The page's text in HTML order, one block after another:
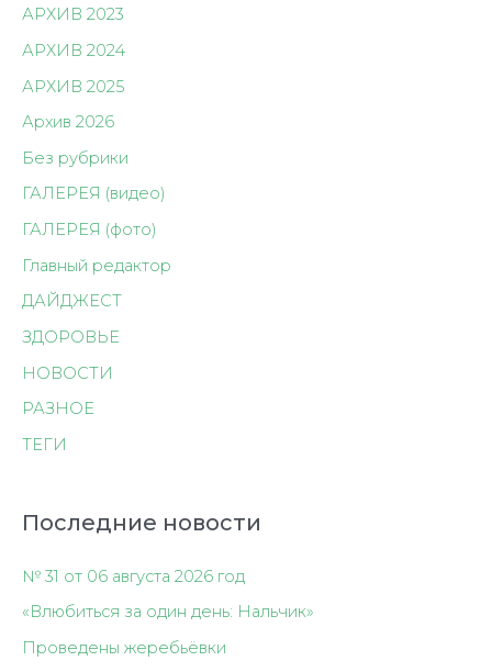
АРХИВ 2023
АРХИВ 2024
АРХИВ 2025
Архив 2026
Без рубрики
ГАЛЕРЕЯ (видео)
ГАЛЕРЕЯ (фото)
Главный редактор
ДАЙДЖЕСТ
ЗДОРОВЬЕ
НОВОСТИ
РАЗНОЕ
ТЕГИ
Последние новости
№ 31 от 06 августа 2026 год
«Влюбиться за один день: Нальчик»
Проведены жеребьёвки